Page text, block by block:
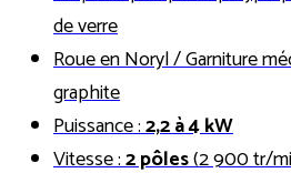
de verre
Roue en Noryl / Garniture
graphite
Puissance :2,2 à 4 kW
Vitesse :2 pôles(2 900 tr/